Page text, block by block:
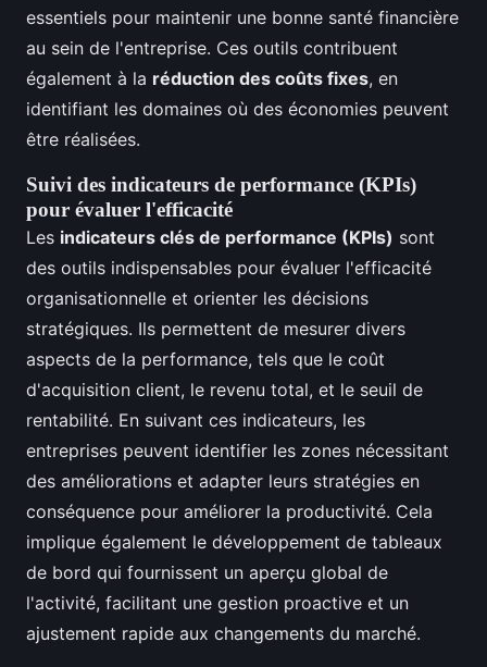
essentiels pour maintenir une bonne santé financière
au sein de l'entreprise. Ces outils contribuent
également à la réduction des coûts fixes, en
identifiant les domaines où des économies peuvent
être réalisées.
Suivi des indicateurs de performance (KPIs)
pour évaluer l'efficacité
Les indicateurs clés de performance (KPIs) sont
des outils indispensables pour évaluer l'efficacité
organisationnelle et orienter les décisions
stratégiques. Ils permettent de mesurer divers
aspects de la performance, tels que le coût
d'acquisition client, le revenu total, et le seuil de
rentabilité. En suivant ces indicateurs, les
entreprises peuvent identifier les zones nécessitant
des améliorations et adapter leurs stratégies en
conséquence pour améliorer la productivité. Cela
implique également le développement de tableaux
de bord qui fournissent un aperçu global de
l'activité, facilitant une gestion proactive et un
ajustement rapide aux changements du marché.